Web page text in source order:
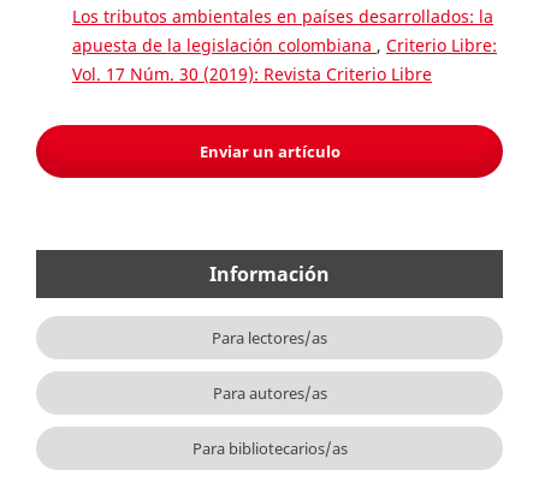
Los tributos ambientales en países desarrollados: la
apuesta de la legislación colombiana , Criterio Libre:
Vol. 17 Núm. 30 (2019): Revista Criterio Libre
Enviar un artículo
Información
Para lectores/as
Para autores/as
Para bibliotecarios/as